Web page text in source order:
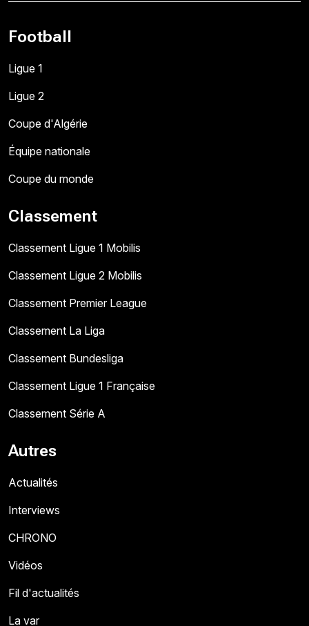
Football
Ligue 1
Ligue 2
Coupe d'Algérie
Équipe nationale
Coupe du monde
Classement
Classement Ligue 1 Mobilis
Classement Ligue 2 Mobilis
Classement Premier League
Classement La Liga
Classement Bundesliga
Classement Ligue 1 Française
Classement Série A
Autres
Actualités
Interviews
CHRONO
Vidéos
Fil d'actualités
La var